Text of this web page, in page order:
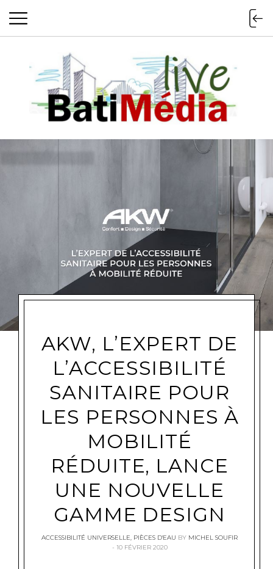
Batimedialive
AKW, L’EXPERT DE
L’ACCESSIBILITÉ
SANITAIRE POUR
LES PERSONNES À
MOBILITÉ
RÉDUITE, LANCE
UNE NOUVELLE
GAMME DESIGN
ACCESSIBILITÉ UNIVERSELLE, PIÈCES D'EAU BY MICHEL SOUFIR
10 FÉVRIER 2020